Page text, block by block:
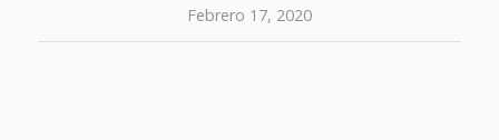
Febrero 17, 2020